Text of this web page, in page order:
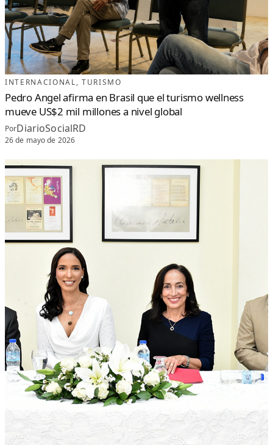
J
O
R
D
C
M
N
T
O
E
I
D
E
T
D
D
E
L
A
T
I
N
A
M
I
INTERNACIONAL, TURISMO
Pedro Angel afirma en Brasil que el turismo wellness
mueve US$2 mil millones a nivel global
PorDiarioSocialRD
26 de mayo de 2026